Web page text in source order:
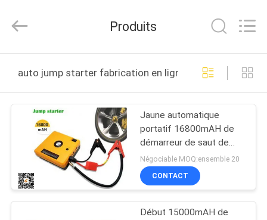
PRODUITS
VIDÉOS
AU
SUJET
New
Energy
Ltd..
Produits
auto jump starter fabrication en ligne
Jaune automatique
portatif 16800mAH de
démarreur de saut de
camion de poche de
banque résistante de
puissance
Négociable MOQ:ensemble 20
CONTACT
Début 15000mAH de